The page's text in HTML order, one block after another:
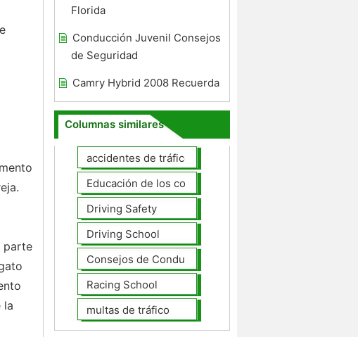
parte
la
Florida
Conducción Juvenil Consejos
de Seguridad
Camry Hybrid 2008 Recuerda
Columnas similares
accidentes de tráfico
Educación de los conductores
Driving Safety
Driving School
Consejos de Conducción
Racing School
multas de tráfico